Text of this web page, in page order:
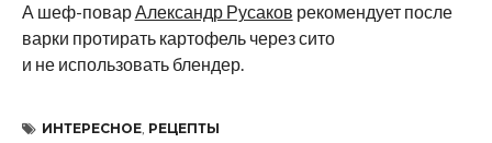
А шеф-поварАлександр Русаков рекомендует после
варки протирать картофель через сито
и не использовать блендер.
ИНТЕРЕСНОЕ, РЕЦЕПТЫ